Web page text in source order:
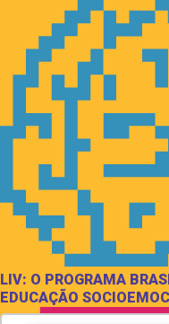
LIV: O PROGRAMA
EDUCAÇÃO